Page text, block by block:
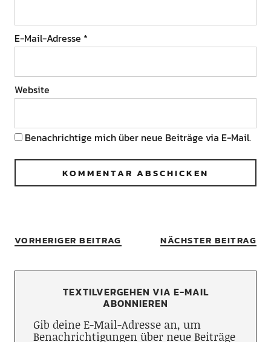
E-Mail-Adresse *
Website
Benachrichtige mich über neue Beiträge via E-Mail.
VORHERIGER BEITRAG NÄCHSTER BEITRAG
TEXTILVERGEHEN VIA E-MAIL
ABONNIEREN
Gib deine E-Mail-Adresse an, um
Benachrichtigungen über neue Beiträge